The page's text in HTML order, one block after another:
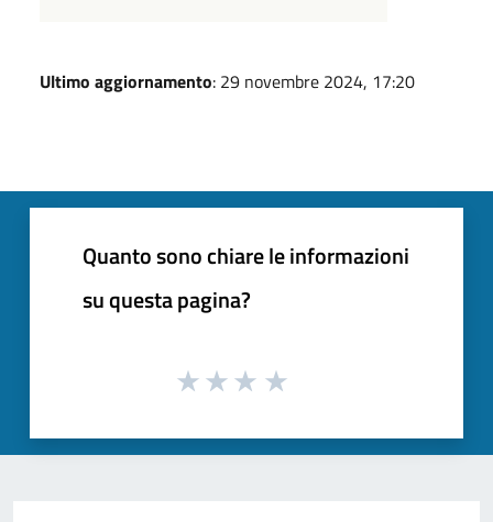
Ultimo aggiornamento: 29 novembre 2024, 17:20
Quanto sono chiare le informazioni
su questa pagina?